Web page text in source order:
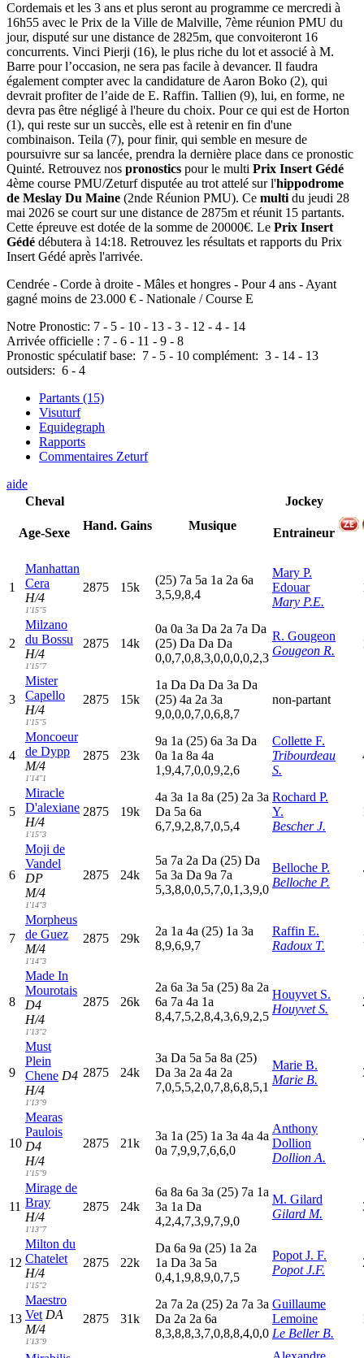
Cordemais et les 3 ans et plus seront au programme ce mercredi à
16h55 avec le Prix de la Ville de Malville, 7ème réunion PMU du
jour, disputé sur une distance de 2825m, que convoiteront 16
concurrents. Vinci Pierji (16), le plus riche du lot et associé à M.
Barre pour l’occasion, ne sera pas facile à devancer. Il faudra
également compter avec la candidature de Aaron Boko (2), qui
devrait profiter de l’aide de E. Raffin. Tallien (9), lui, en forme, ne
devra pas être négligé à l'heure du choix. Pour ce qui est de Horton
(1), qui reste sur un succès, elle est à retenir en fin d'une
combinaison. Teila (7), pour finir, qui semble en mesure de
poursuivre sur sa lancée, prendra la dernière place dans ce pronostic
Quinté. Retrouvez nos pronostics pour le multi Prix Insert Gédé
4ème course PMU/Zeturf disputée au trot attelé sur l'hippodrome
de Meslay Du Maine (2nde Réunion PMU). Ce multi du jeudi 28
mai 2026 se court sur une distance de 2875m et réunit 15 partants.
Cette épreuve est dotée de la somme de 20000€. Le Prix Insert
Gédé débutera à 14:18. Retrouvez les résultats et rapports du Prix
Insert Gédé après l'arrivée.
Cendrée - Corde à droite - Mâles et hongres - Pour 4 ans - Ayant
gagné moins de 23.000 € - Nationale / Course E
Notre Pronostic: 7 - 5 - 10 - 13 - 3 - 12 - 4 - 14
Arrivée officielle : 7 - 6 - 11 - 9 - 8
Pronostic spéculatif base: 7 - 5 - 10 complément: 3 - 14 - 13
outsiders: 6 - 4
Partants (15)
Visuturf
Equidegraph
Rapports
Commentaires Zeturf
aide
Cheval
Age-Sexe
Hand. Gains Musique
Jockey
Entraineur
1
Manhattan
Cera
H/4
1'15"5
2875 15k
(25) 7a 5a 1a 2a 6a
3,5,9,8,4
Mary P.
Edouar
Mary P.E.
2
Milzano
du Bossu
H/4
1'15"7
2875 14k
0a 0a 3a Da 2a 7a Da
(25) Da Da Da
0,0,7,0,8,3,0,0,0,0,2,3
R. Gougeon
Gougeon R.
3
Mister
Capello
H/4
1'15"5
2875 15k
1a Da Da Da 3a Da
(25) 4a 2a 3a
9,0,0,0,7,0,6,8,7
non-partant
4
Moncoeur
de Dypp
M/4
1'14"1
2875 23k
9a 1a (25) 6a 3a Da
0a 1a 8a 4a
1,9,4,7,0,0,9,2,6
Collette F.
Tribourdeau
S.
5
Miracle
D'alexiane
H/4
1'15"3
2875 19k
4a 3a 1a 8a (25) 2a 3a
Da 5a 6a
6,7,9,2,8,7,0,5,4
Rochard P.
Y.
Bescher J.
6
Moji de
Vandel
DP
M/4
1'14"3
2875 24k
5a 7a 2a Da (25) Da
5a 3a Da 9a 7a
5,3,8,0,0,5,7,0,1,3,9,0
Belloche P.
Belloche P.
7
Morpheus
de Guez
M/4
1'14"3
2875 29k
2a 1a 4a (25) 1a 3a
8,9,6,9,7
Raffin E.
Radoux T.
8
Made In
Mourotais
D4
H/4
1'13"2
2875 26k
2a 6a 3a 5a (25) 8a 2a
6a 7a 4a 1a
8,4,7,5,2,8,4,3,6,9,2,5
Houyvet S.
Houyvet S.
9
Must
Plein
Chene D4
H/4
1'13"9
2875 24k
3a Da 5a 5a 8a (25)
Da 3a 2a 4a 2a
7,0,5,5,2,0,7,8,6,8,5,1
Marie B.
Marie B.
10
Mearas
Paulois
D4
H/4
1'15"9
2875 21k
3a 1a (25) 1a 3a 4a 4a
0a 7,9,9,7,6,6,0
Anthony
Dollion
Dollion A.
11
Mirage de
Bray
H/4
1'13"7
2875 24k
6a 8a 6a 3a (25) 7a 1a
3a 1a Da
4,2,4,7,3,9,7,9,0
M. Gilard
Gilard M.
12
Milton du
Chatelet
H/4
1'15"2
2875 22k
Da 6a 9a (25) 1a 2a
1a Da 3a 5a
0,4,1,9,8,9,0,7,5
Popot J. F.
Popot J.F.
13
Maestro
Vet DA
M/4
1'13"9
2875 31k
2a 7a 2a (25) 2a 7a 3a
Da 2a 2a 6a
8,3,8,8,3,7,0,8,8,4,0,0
Guillaume
Lemoine
Le Beller B.